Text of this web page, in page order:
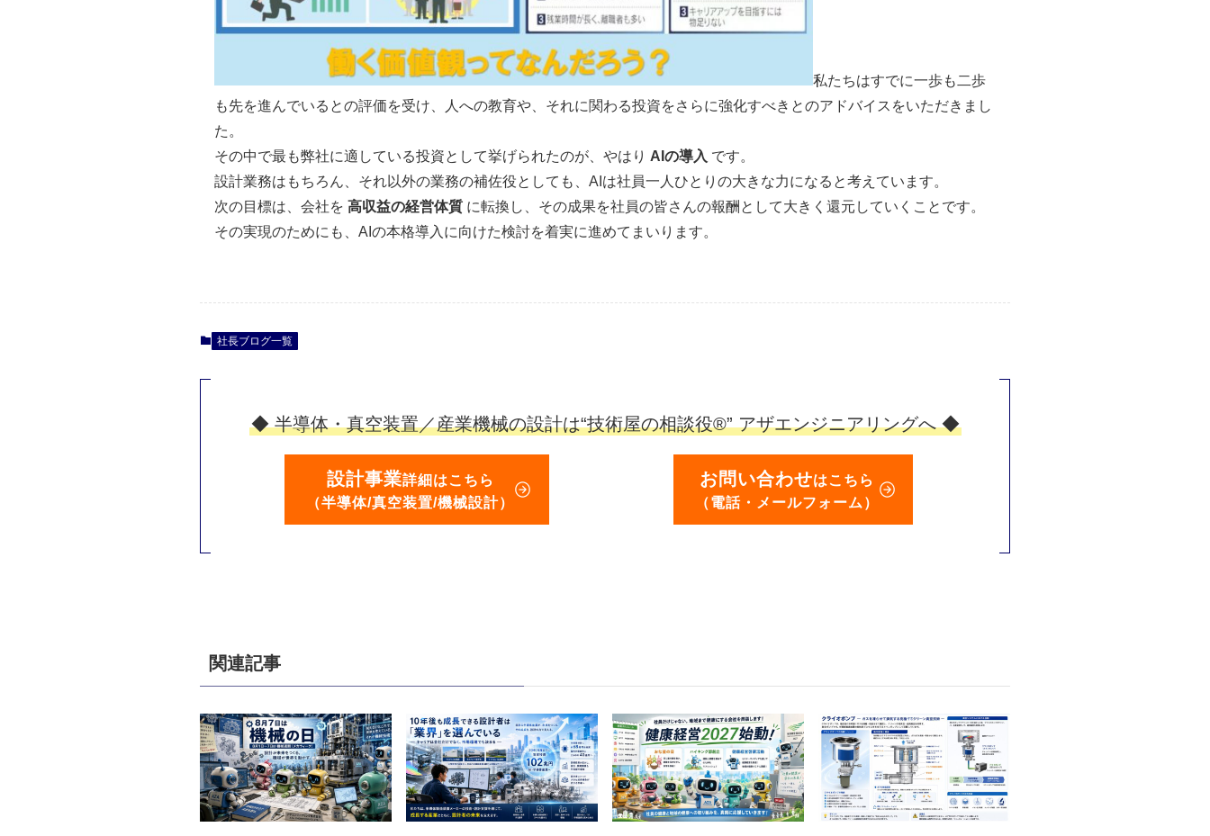
私たちはすでに一歩も二歩
も先を進んでいるとの評価を受け、人への教育や、それに関わる投資をさらに強化すべきとのアドバイスをいただきまし
た。
その中で最も弊社に適している投資として挙げられたのが、やはり AIの導入 です。
設計業務はもちろん、それ以外の業務の補佐役としても、AIは社員一人ひとりの大きな力になると考えています。
次の目標は、会社を 高収益の経営体質 に転換し、その成果を社員の皆さんの報酬として大きく還元していくことです。
その実現のためにも、AIの本格導入に向けた検討を着実に進めてまいります。
社長ブログ一覧
◆ 半導体・真空装置／産業機械の設計は“技術屋の相談役®” アザエンジニアリングへ ◆
設計事業詳細はこちら
（半導体/真空装置/機械設計）
お問い合わせはこちら
（電話・メールフォーム）
関連記事